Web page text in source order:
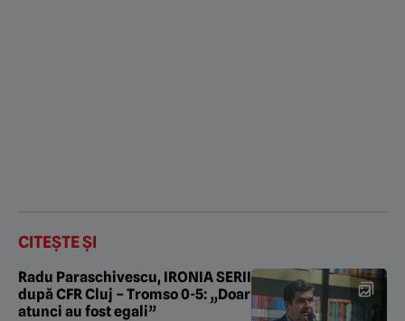
CITEȘTE ȘI
Radu Paraschivescu, IRONIA SERII
după CFR Cluj – Tromso 0-5: „Doar
atunci au fost egali”